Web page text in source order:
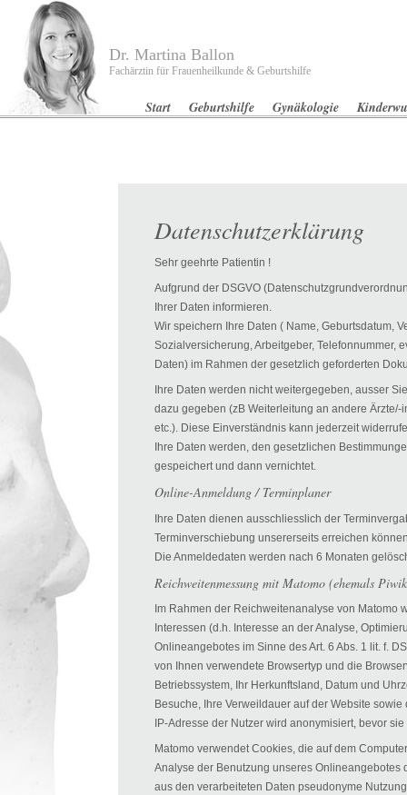
Dr. Martina Ballon
Fachärztin für Frauenheilkunde & Geburtshilfe
Start Geburtshilfe Gynäkologie
Datenschutzerklärung
Sehr geehrte Patientin !
Aufgrund der DSGVO
Ihrer Daten informieren.
Wir speichern Ihre Daten ( Name, Geburtsdatum,
Sozialversicherung, Arbeitgeber, Telefonnummer,
Daten) im Rahmen der gesetzlich geforderten
Ihre Daten werden nicht weitergegeben, ausser
dazu gegeben (zB Weiterleitung an andere
etc.). Diese Einverständnis kann jederzeit
Ihre Daten werden, den gesetzlichen
gespeichert und dann vernichtet.
Online-Anmeldung / Terminplaner
Ihre Daten dienen ausschliesslich der
Terminverschiebung unsererseits erreichen
Die Anmeldedaten werden nach 6 Monaten
Reichweitenmessung mit Matomo (ehemals
Im Rahmen der Reichweitenanalyse von Matomo
Interessen (d.h. Interesse an der Analyse,
Onlineangebotes im Sinne des Art. 6 Abs. 1 lit. f.
von Ihnen verwendete Browsertyp und die
Betriebssystem, Ihr Herkunftsland, Datum und
Besuche, Ihre Verweildauer auf der Website
IP-Adresse der Nutzer wird anonymisiert, bevor
Matomo verwendet Cookies, die auf dem
Analyse der Benutzung unseres
aus den verarbeiteten Daten pseudonyme